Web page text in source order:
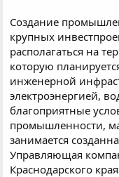
Создание
крупных
располагаться на
которую
инженерной
электроэнергией,
благоприятные
промышленности,
занимается
Управляющая
Краснодарского